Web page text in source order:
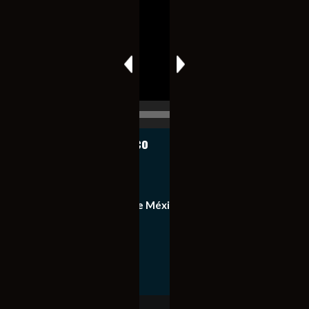
Notiexpress de México
Equipo de Notiexpress de México